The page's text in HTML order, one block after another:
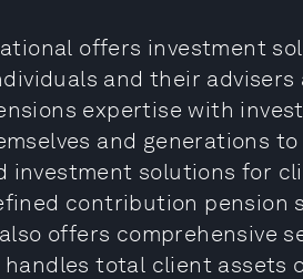
offers investment
and their
expertise with
and generations
investment solutions for
contribution pension
offers comprehensive
handles total client assets